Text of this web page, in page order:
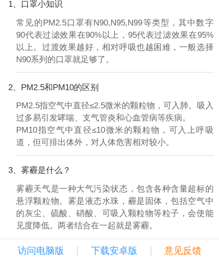
1、口罩小知识
常见的PM2.5口罩有N90,N95,N99等类型，其中数字
90代表过滤效果在90%以上，95代表过滤效果在95%
以上。过渡效果越好，相对呼吸也越困难，一般选择
N90系列的口罩就足够了。
2、PM2.5和PM10的区别
PM2.5指空气中直径≤2.5微米的颗粒物，可入肺。吸入
过多易引发哮喘、支气管炎和心血管病等疾病。
PM10指空气中直径≤10微米的颗粒物，可入上呼吸
道，但可排出体外，对人体危害相对较小。
3、雾霾是什么？
雾霾天气是一种大气污染状态，包含各种含量超标的
悬浮颗粒物。雾是液态水珠，霾是固体，包括空气中
的灰尘、硫酸、硝酸、可吸入颗粒物等粒子，会使能
见度降低。两者结合在一起就是雾霾。
访问电脑版 | 下载安卓版 | 意见反馈